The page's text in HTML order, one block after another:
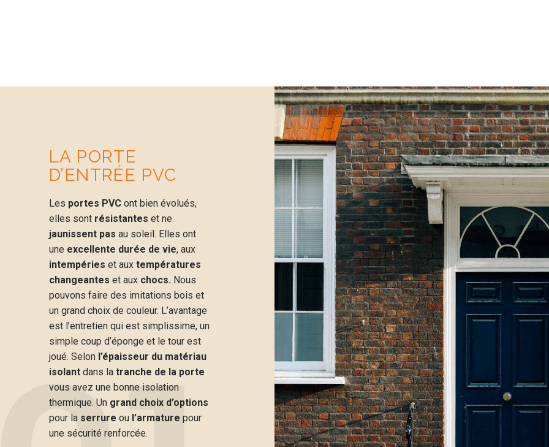
LA PORTE
D’ENTRÉE PVC
Les portes PVC ont bien évolués,
elles sont résistantes et ne
jaunissent pas au soleil. Elles ont
une excellente durée de vie, aux
intempéries et aux températures
changeantes et aux chocs. Nous
pouvons faire des imitations bois et
un grand choix de couleur. L’avantage
est l’entretien qui est simplissime, un
simple coup d’éponge et le tour est
joué. Selon l’épaisseur du matériau
isolant dans la tranche de la porte
vous avez une bonne isolation
thermique. Un grand choix d’options
pour la serrure ou l’armature pour
une sécurité renforcée.